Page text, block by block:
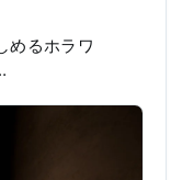
めるホラワ